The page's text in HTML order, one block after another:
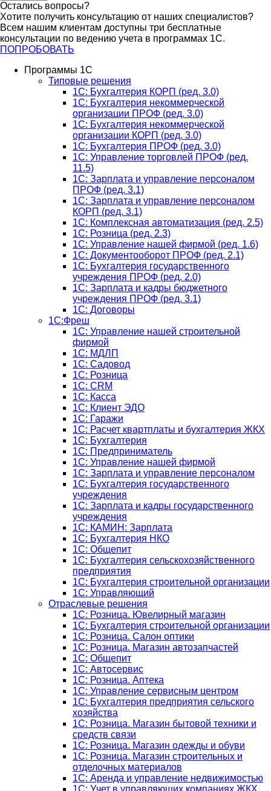
Остались вопросы?
Хотите получить консультацию от наших специалистов?
Всем нашим клиентам доступны три бесплатные
консультации по ведению учета в программах 1С.
ПОПРОБОВАТЬ
Программы 1С
Типовые решения
1C: Бухгалтерия КОРП (ред. 3.0)
1С: Бухгалтерия некоммерческой
организации ПРОФ (ред. 3.0)
1С: Бухгалтерия некоммерческой
организации КОРП (ред. 3.0)
1C: Бухгалтерия ПРОФ (ред. 3.0)
1C: Управление торговлей ПРОФ (ред.
11.5)
1C: Зарплата и управление персоналом
ПРОФ (ред. 3.1)
1C: Зарплата и управление персоналом
КОРП (ред. 3.1)
1C: Комплексная автоматизация (ред. 2.5)
1С: Розница (ред. 2.3)
1С: Управление нашей фирмой (ред. 1.6)
1С: Документооборот ПРОФ (ред. 2.1)
1C: Бухгалтерия государственного
учреждения ПРОФ (ред. 2.0)
1C: Зарплата и кадры бюджетного
учреждения ПРОФ (ред. 3.1)
1С: Договоры
1С:Фреш
1С: Управление нашей строительной
фирмой
1С: МДЛП
1С: Садовод
1С: Розница
1C: CRM
1C: Касса
1С: Клиент ЭДО
1С: Гаражи
1C: Расчет квартплаты и бухгалтерия ЖКХ
1C: Бухгалтерия
1C: Предприниматель
1C: Управление нашей фирмой
1C: Зарплата и управление персоналом
1C: Бухгалтерия государственного
учреждения
1C: Зарплата и кадры государственного
учреждения
1C: КАМИН: Зарплата
1C: Бухгалтерия НКО
1С: Общепит
1С: Бухгалтерия сельскохозяйст­венного
предприятия
1С: Бухгалтерия строительной организации
1С: Управляющий
Отраслевые решения
1С: Розница. Ювелирный магазин
1С: Бухгалтерия строительной организации
1С: Розница. Салон оптики
1С: Розница. Магазин автозапчастей
1C: Общепит
1С: Автосервис
1С: Розница. Аптека
1С: Управление сервисным центром
1С: Бухгалтерия предприятия сельского
хозяйства
1С: Розница. Магазин бытовой техники и
средств связи
1С: Розница. Магазин одежды и обуви
1С: Розница. Магазин строительных и
отделочных материалов
1С: Аренда и управление недвижимостью